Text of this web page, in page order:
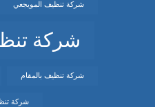
شركة تنظيف المويجعي
شركة
شركة تنظيف بالمقام
شركة